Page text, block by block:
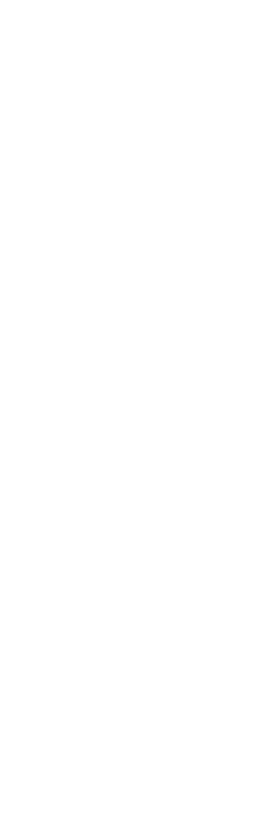
Options de traitement : atténuation,
Jour 3 : Surveillance, amélioration,
Indicateurs, déclencheurs de réévaluation,
Documentation, liens avec l’annexe A et la
Quiz de révision, synthèse des concepts
Clôture de la session et remise des conseils
Conseils méthodologiques pour réussir
· Un score minimum de 70 % est requis pour
· L’examen sera passé en ligne avec
· Le candidat planifiera le passage de son
· En cas d’échec, un Second passage est possible
Un temps de préparation est recommandé